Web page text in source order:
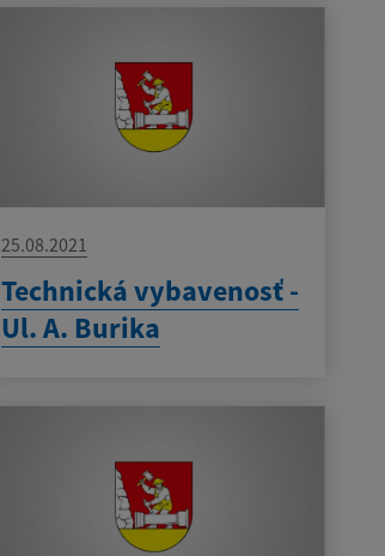
25.08.2021
Technická vybavenosť -
Ul. A. Burika